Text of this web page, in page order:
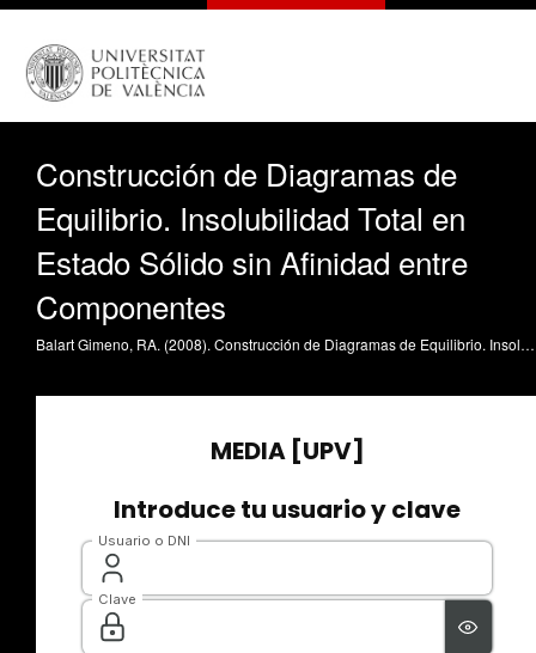
Construcción de Diagramas de
Equilibrio. Insolubilidad Total en
Estado Sólido sin Afinidad entre
Componentes
Balart Gimeno, RA. (2008). Construcción de Diagramas de Equilibrio. Insolubilidad Total en Estado Sólido sin Afinidad entre Componentes. https://riunet.upv.es/handle/10251/1205